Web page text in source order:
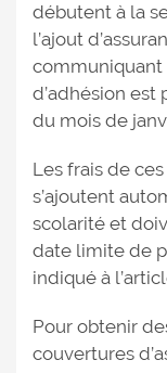
débutent à la
l’ajout
communiquant
d’adhésion est
du mois de
Les frais de
s’ajoutent
scolarité et
date limite de
indiqué à
Pour obtenir
couvertures